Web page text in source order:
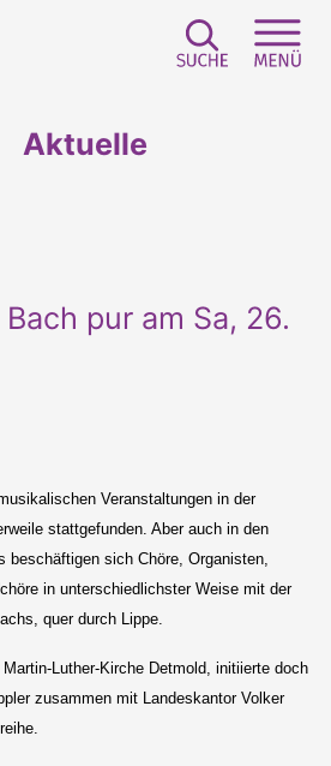
Aktuelle
pur am Sa, 26.
Veranstaltungen in der
stattgefunden. Aber auch in den
beschäftigen sich Chöre, Organisten,
in unterschiedlichster Weise mit der
quer durch Lippe.
Luther-Kirche Detmold, initiierte doch
zusammen mit Landeskantor Volker